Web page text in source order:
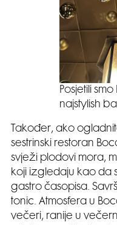
Posjetili
najstylish
Također, ako
sestrinski restoran
svježi plodovi mora,
koji izgledaju kao da
gastro časopisa.
tonic. Atmosfera u
večeri, ranije u